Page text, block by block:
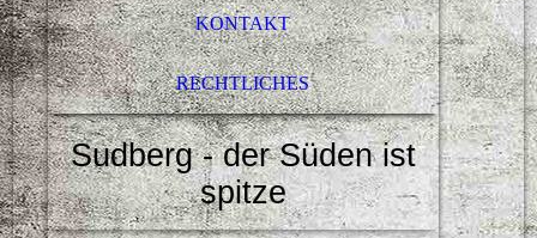
KONTAKT
RECHTLICHES
Sudberg - der Süden ist
spitze